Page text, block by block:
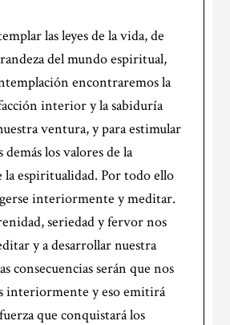
las leyes de la vida, de
del mundo espiritual,
encontraremos la
interior y la sabiduría
ventura, y para estimular
demás los valores de la
la espiritualidad. Por todo ello
interiormente y meditar.
seriedad y fervor nos
y a desarrollar nuestra
consecuencias serán que nos
interiormente y eso emitirá
que conquistará los